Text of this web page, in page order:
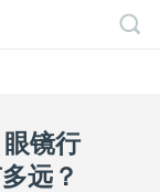
镜行
远？